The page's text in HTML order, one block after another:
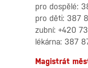
pro dospělé:
pro děti: 387
zubní: +420
lékárna: 387
Magistrát